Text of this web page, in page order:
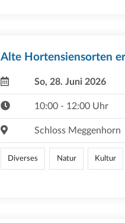
Alte Hortensiensorten
So, 28. Juni 2026
10:00 - 12:00 Uhr
Schloss Meggenhorn
Diverses Natur Kultur